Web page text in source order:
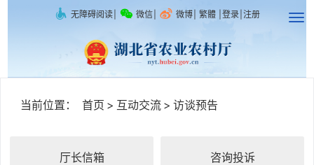
无障碍阅读 微信 微博 繁體 登录 注册
当前位置： 首页 > 互动交流 > 访谈预告
厅长信箱 咨询投诉